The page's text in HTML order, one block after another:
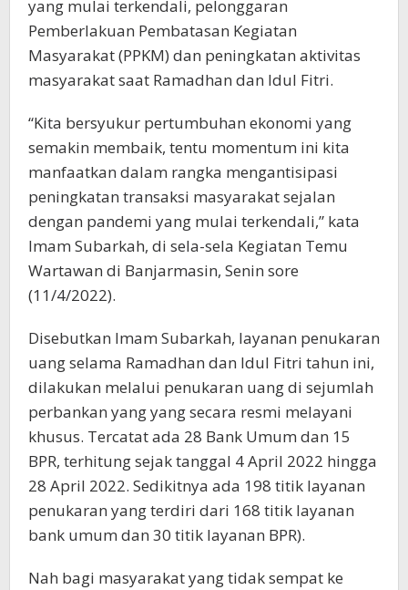
yang mulai terkendali, pelonggaran
Pemberlakuan Pembatasan Kegiatan
Masyarakat (PPKM) dan peningkatan aktivitas
masyarakat saat Ramadhan dan Idul Fitri.
“Kita bersyukur pertumbuhan ekonomi yang
semakin membaik, tentu momentum ini kita
manfaatkan dalam rangka mengantisipasi
peningkatan transaksi masyarakat sejalan
dengan pandemi yang mulai terkendali,” kata
Imam Subarkah, di sela-sela Kegiatan Temu
Wartawan di Banjarmasin, Senin sore
(11/4/2022).
Disebutkan Imam Subarkah, layanan penukaran
uang selama Ramadhan dan Idul Fitri tahun ini,
dilakukan melalui penukaran uang di sejumlah
perbankan yang yang secara resmi melayani
khusus. Tercatat ada 28 Bank Umum dan 15
BPR, terhitung sejak tanggal 4 April 2022 hingga
28 April 2022. Sedikitnya ada 198 titik layanan
penukaran yang terdiri dari 168 titik layanan
bank umum dan 30 titik layanan BPR).
Nah bagi masyarakat yang tidak sempat ke